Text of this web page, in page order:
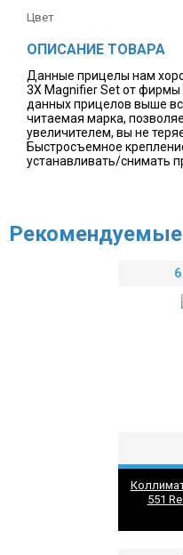
Цвет
ОПИСАНИЕ ТОВАРА
Данные прицелы нам
3X Magnifier Set от фирмы
данных прицелов выше
читаемая марка,
увеличителем, вы не
Быстросъемное
устанавливать/снимать
551